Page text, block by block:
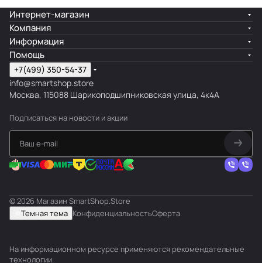
Интернет-магазин
Компания
Информация
Помощь
+7(499) 350-54-37
info@smartshop.store
Москва, 115088 Шарикоподшипниковская улица, 4к4А
Подписаться на новости и акции
© 2026 Магазин SmartShop.Store
Темная тема КонфиденциальностьОферта
На информационном ресурсе применяются рекомендательные
технологии.